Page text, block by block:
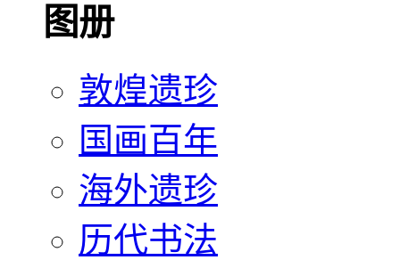
图册
敦煌遗珍
国画百年
海外遗珍
历代书法